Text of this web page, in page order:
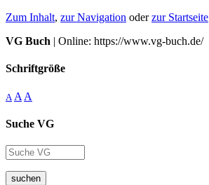
Zum Inhalt, zur Navigation oderzur Startseite
VG Buch | Online: https://www.vg-buch.de/
Schriftgröße
A A A
Suche VG
suchen